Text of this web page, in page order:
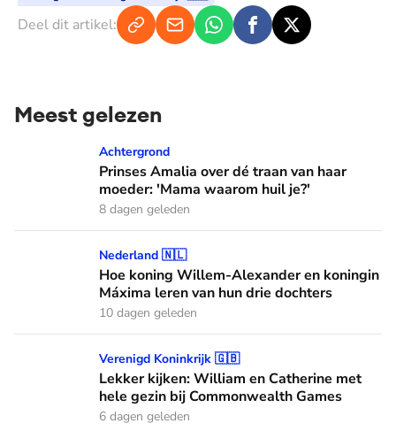
Deel dit artikel:
Meest gelezen
Prinses Amalia over dé traan van haar moeder: 'Mama
Achtergrond
Prinses Amalia over dé traan van haar
moeder: 'Mama waarom huil je?'
8 dagen geleden
Hoe koning Willem-Alexander en koningin Máxima leren
Nederland 🇳🇱
Hoe koning Willem-Alexander en koningin
Máxima leren van hun drie dochters
10 dagen geleden
Lekker kijken: William en Catherine met hele gezin bij
Verenigd Koninkrijk 🇬🇧
Lekker kijken: William en Catherine met
hele gezin bij Commonwealth Games
6 dagen geleden